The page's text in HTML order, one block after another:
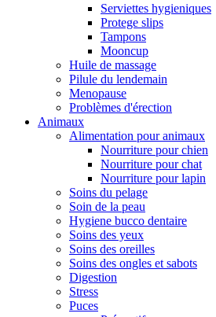
Serviettes hygieniques
Protege slips
Tampons
Mooncup
Huile de massage
Pilule du lendemain
Menopause
Problèmes d'érection
Animaux
Alimentation pour animaux
Nourriture pour chien
Nourriture pour chat
Nourriture pour lapin
Soins du pelage
Soin de la peau
Hygiene bucco dentaire
Soins des yeux
Soins des oreilles
Soins des ongles et sabots
Digestion
Stress
Puces